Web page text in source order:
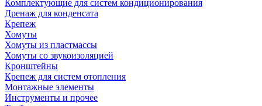
Комплектующие для систем кондиционирования
Дренаж для конденсата
Крепеж
Хомуты
Хомуты из пластмассы
Хомуты со звукоизоляцией
Кронштейны
Крепеж для систем отопления
Монтажные элементы
Инструменты и прочее